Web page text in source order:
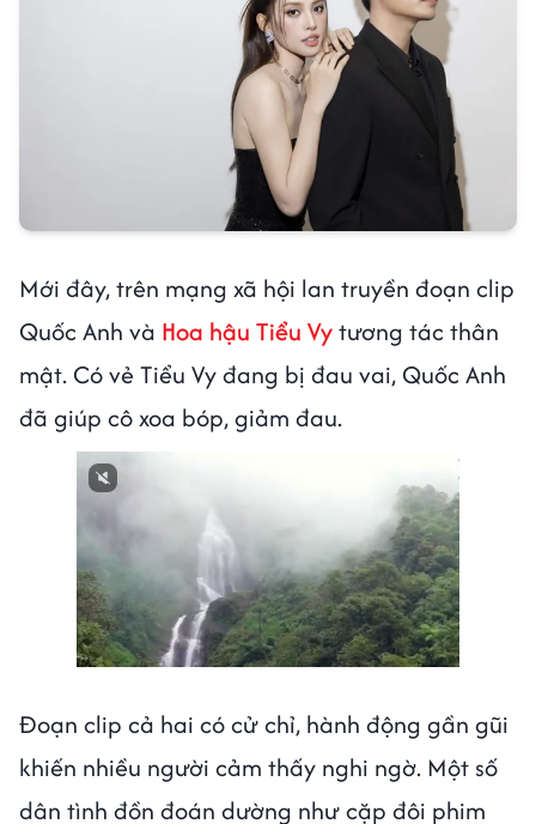
Mới đây, trên mạng xã hội lan truyền đoạn clip
Quốc Anh và Hoa hậu Tiểu Vytương tác thân
mật. Có vẻ Tiểu Vy đang bị đau vai, Quốc Anh
đã giúp cô xoa bóp, giảm đau.
Next video in 1 Cancel
Đoạn clip cả hai có cử chỉ, hành động gần gũi
khiến nhiều người cảm thấy nghi ngờ. Một số
dân tình đồn đoán dường như cặp đôi phim